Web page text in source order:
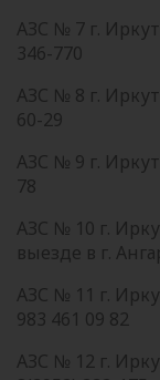
АЗС № 7 г.
346-770
АЗС № 8 г.
60-29
АЗС № 9 г.
78
АЗС № 10 г.
выезде в г.
АЗС № 11 г.
983 461 09 82
АЗС № 12 г.